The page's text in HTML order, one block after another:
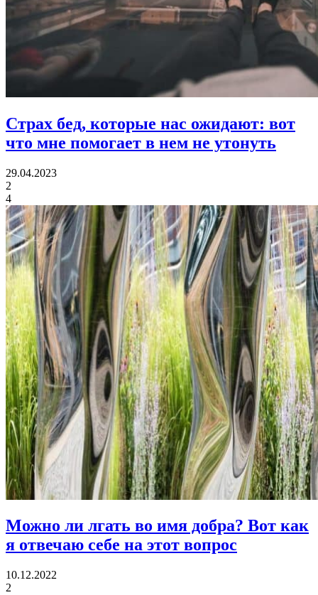
Страх бед, которые нас ожидают: вот
что мне помогает в нем не утонуть
29.04.2023
2
4
Можно ли лгать во имя добра? Вот как
я отвечаю себе на этот вопрос
10.12.2022
2